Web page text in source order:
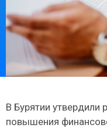
В Бурятии утвердили
повышения